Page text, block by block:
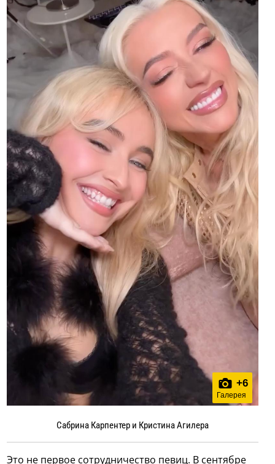
+6
Галерея
Сабрина Карпентер и Кристина Агилера
Это не первое сотрудничество певиц. В сентябре